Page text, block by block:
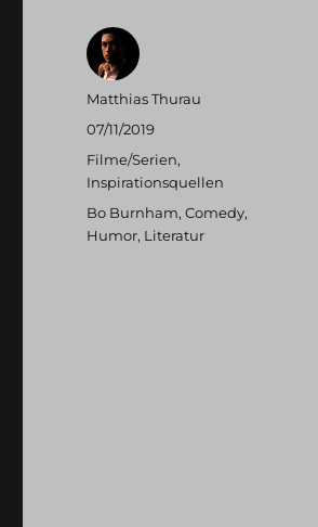
Autor
Matthias Thurau
Veröffentlicht
am
07/11/2019
Kategorien
Filme/Serien,
Inspirationsquellen
Schlagwörter
Bo Burnham,Comedy,
Humor, Literatur